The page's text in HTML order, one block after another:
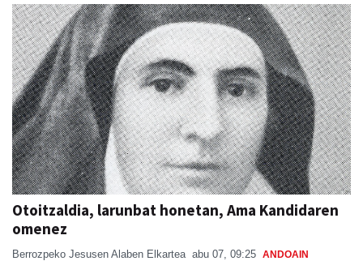
Otoitzaldia, larunbat honetan, Ama Kandidaren
omenez
Berrozpeko Jesusen Alaben Elkartea abu 07, 09:25 ANDOAIN